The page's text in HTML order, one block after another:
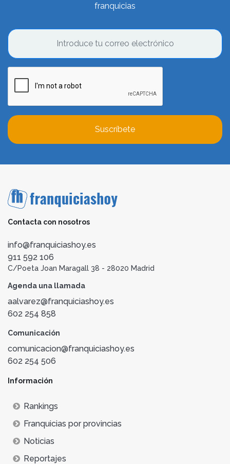
franquicias
Suscríbete
Contacta con nosotros
info@franquiciashoy.es
911 592 106
C/Poeta Joan Maragall 38 - 28020 Madrid
Agenda una llamada
aalvarez@franquiciashoy.es
602 254 858
Comunicación
comunicacion@franquiciashoy.es
602 254 506
Información
Rankings
Franquicias por provincias
Noticias
Reportajes